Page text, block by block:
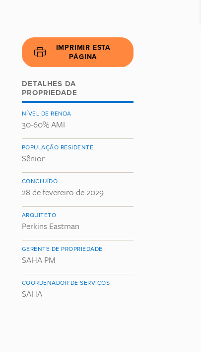
IMPRIMIR ESTA
PÁGINA
DETALHES DA
PROPRIEDADE
NÍVEL DE RENDA
30-60% AMI
POPULAÇÃO RESIDENTE
Sênior
CONCLUÍDO
28 de fevereiro de 2029
ARQUITETO
Perkins Eastman
GERENTE DE PROPRIEDADE
SAHA PM
COORDENADOR DE SERVIÇOS
SAHA